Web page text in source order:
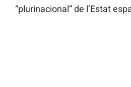
“plurinacional” de l’Estat